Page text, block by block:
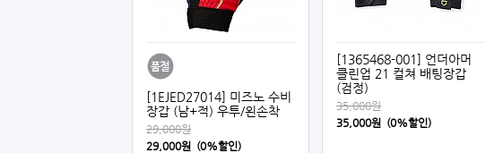
[1EJED27014] 미즈노 수비
장갑 (남+적) 우투/왼손착
29,000원
29,000원 (0%할인)
[1365468-001] 언더아머
클린업 21 컬쳐 배팅장갑
(검정)
35,000원
35,000원 (0%할인)